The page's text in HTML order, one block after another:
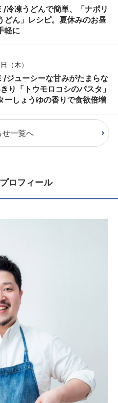
/冷凍うどんで簡単、「ナポリ
どん」レシピ。夏休みのお昼
軽に
（木）
/ジューシーな甘みがたまらな
り「トウモロコシのパスタ」
ーしょうゆの香りで食欲倍増
せ一覧へ
ロフィール